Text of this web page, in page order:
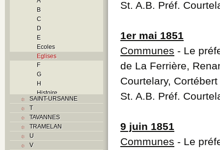
B
C
D
E
Ecoles
Eglises
F
G
H
Histoire
I
J
K
SAINT-URSANNE
T
TAVANNES
TRAMELAN
U
V
St. A.B. Préf.
1er mai 1851
Communes - Le
de La Ferrière,
Courtelary,
St. A.B. Préf.
9 juin 1851
Communes - Le